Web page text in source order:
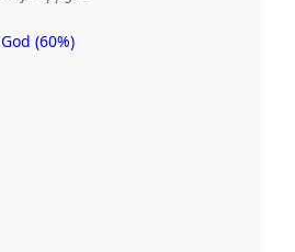
God (60%)